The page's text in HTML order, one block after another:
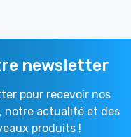
newsletter
pour recevoir nos
notre actualité et des
produits !